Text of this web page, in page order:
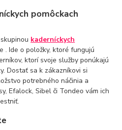
pomôckach
kaderníckych
. Ide o položky, ktoré fungujú
ktorí svoje služby ponúkajú
Dostať sa k zákazníkovi si
potrebného náčinia a
Efalock, Sibel či Tondeo vám ich